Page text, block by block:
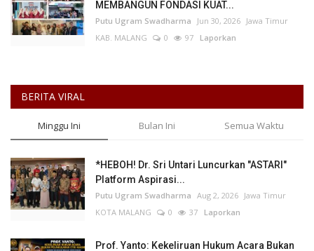
MEMBANGUN FONDASI KUAT...
Putu Ugram Swadharma Jun 30, 2026 Jawa Timur
KAB. MALANG
0 97 Laporkan
BERITA VIRAL
Minggu Ini Bulan Ini Semua Waktu
*HEBOH! Dr. Sri Untari Luncurkan "ASTARI"
Platform Aspirasi...
Putu Ugram Swadharma Aug 2, 2026 Jawa Timur
KOTA MALANG
0 37 Laporkan
Prof. Yanto: Kekeliruan Hukum Acara Bukan